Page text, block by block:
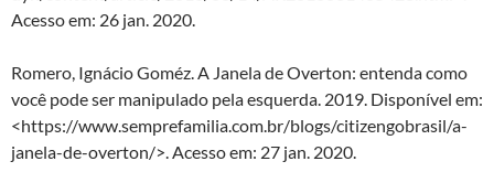
Acesso em: 26 jan. 2020.
Romero, Ignácio Goméz. A Janela de Overton: entenda como
você pode ser manipulado pela esquerda. 2019. Disponível em:
<https://www.semprefamilia.com.br/blogs/citizengobrasil/a-
janela-de-overton/>. Acesso em: 27 jan. 2020.